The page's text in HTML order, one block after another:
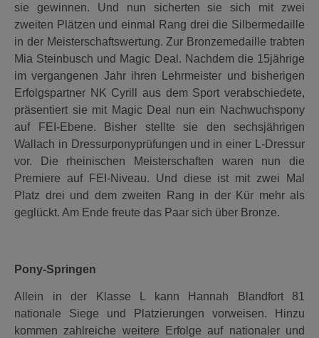
sie gewinnen. Und nun sicherten sie sich mit zwei
zweiten Plätzen und einmal Rang drei die Silbermedaille
in der Meisterschaftswertung. Zur Bronzemedaille trabten
Mia Steinbusch und Magic Deal. Nachdem die 15jährige
im vergangenen Jahr ihren Lehrmeister und bisherigen
Erfolgspartner NK Cyrill aus dem Sport verabschiedete,
präsentiert sie mit Magic Deal nun ein Nachwuchspony
auf FEI-Ebene. Bisher stellte sie den sechsjährigen
Wallach in Dressurponyprüfungen und in einer L-Dressur
vor. Die rheinischen Meisterschaften waren nun die
Premiere auf FEI-Niveau. Und diese ist mit zwei Mal
Platz drei und dem zweiten Rang in der Kür mehr als
geglückt. Am Ende freute das Paar sich über Bronze.
Pony-Springen
Allein in der Klasse L kann Hannah Blandfort 81
nationale Siege und Platzierungen vorweisen. Hinzu
kommen zahlreiche weitere Erfolge auf nationaler und